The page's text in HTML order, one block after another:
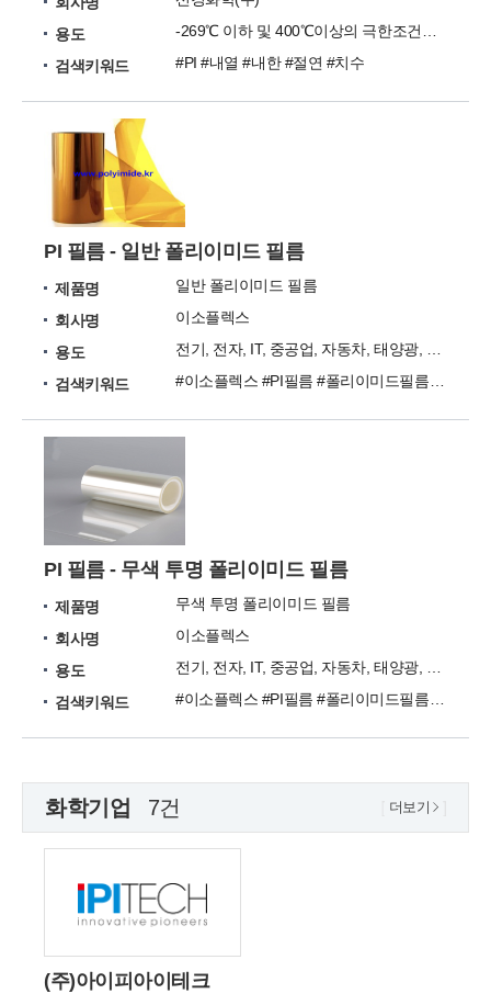
용도
검색키워드
#PI #내열 #내한 #절연 #치수
PI 필름 - 일반 폴리이미드 필름
제품명
일반 폴리이미드 필름
회사명
이소플렉스
용도
검색키워드
PI 필름 - 무색 투명 폴리이미드 필름
제품명
무색 투명 폴리이미드 필름
회사명
이소플렉스
용도
검색키워드
화학기업 7건 더보기
(주)아이피아이테크